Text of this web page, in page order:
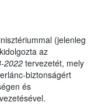
(jelenleg
az
2022 tervezetét, mely
biztonságért
és